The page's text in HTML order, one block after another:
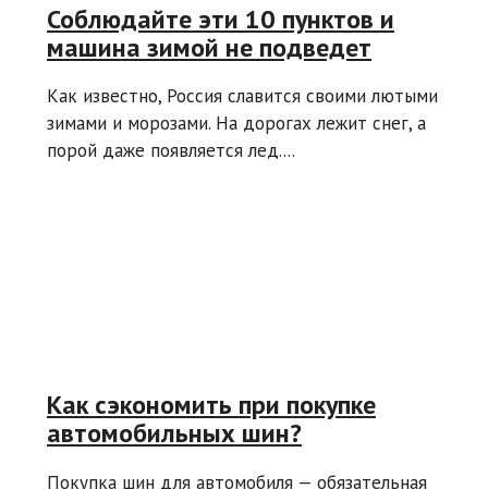
Соблюдайте эти 10 пунктов и
машина зимой не подведет
Как известно, Россия славится своими лютыми
зимами и морозами. На дорогах лежит снег, а
порой даже появляется лед....
Как сэкономить при покупке
автомобильных шин?
Покупка шин для автомобиля — обязательная